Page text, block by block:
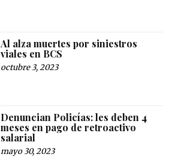
Al alza muertes por siniestros
viales en BCS
octubre 3, 2023
Denuncian Policías: les deben 4
meses en pago de retroactivo
salarial
mayo 30, 2023